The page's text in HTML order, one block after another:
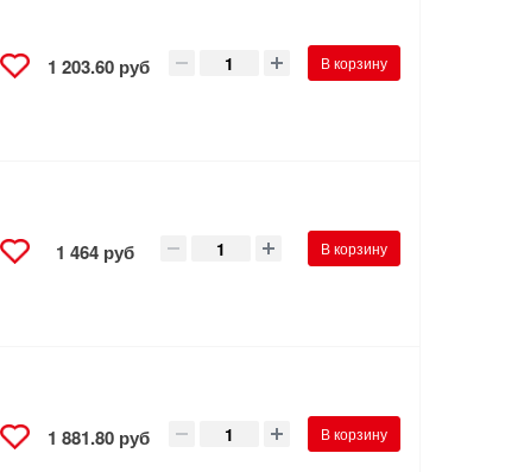
1 203.60 руб В корзину
1 464 руб В корзину
1 881.80 руб В корзину